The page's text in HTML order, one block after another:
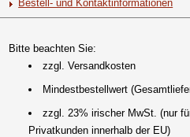
Bestell- und Kontaktinformationen
Bitte beachten Sie:
zzgl. Versandkosten
Mindestbestellwert
zzgl. 23% irischer MwSt. (nur
Privatkunden innerhalb der EU)